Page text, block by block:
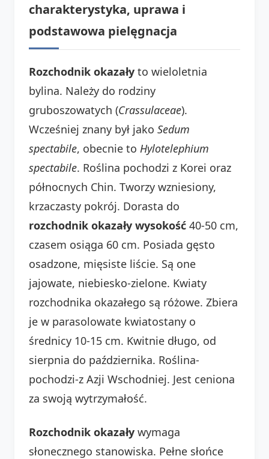
charakterystyka, uprawa i
podstawowa pielęgnacja
Rozchodnik okazały to wieloletnia
bylina. Należy do rodziny
gruboszowatych (Crassulaceae).
Wcześniej znany był jako Sedum
spectabile, obecnie to Hylotelephium
spectabile. Roślina pochodzi z Korei oraz
północnych Chin. Tworzy wzniesiony,
krzaczasty pokrój. Dorasta do
rozchodnik okazały wysokość 40-50 cm,
czasem osiąga 60 cm. Posiada gęsto
osadzone, mięsiste liście. Są one
jajowate, niebiesko-zielone. Kwiaty
rozchodnika okazałego są różowe. Zbiera
je w parasolowate kwiatostany o
średnicy 10-15 cm. Kwitnie długo, od
sierpnia do października. Roślina-
pochodzi-z Azji Wschodniej. Jest ceniona
za swoją wytrzymałość.
Rozchodnik okazały wymaga
słonecznego stanowiska. Pełne słońce